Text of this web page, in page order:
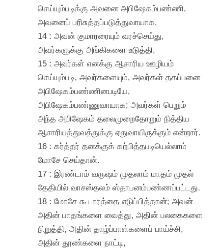
செய்யும்படிக்கு அவனை அபிஷேகம்பண்ணி,
அவனைப் பரிசுத்தப்படுத்துவாயாக.
14 : அவன் குமாரரையும் வரச்செய்து,
அவர்களுக்கு அங்கிகளை உடுத்தி,
15 : அவர்கள் எனக்கு ஆசாரிய ஊழியம்
செய்யும்படி, அவர்களையும், அவர்கள் தகப்பனை
அபிஷேகம்பண்ணினபடியே,
அபிஷேகம்பண்ணுவாயாக; அவர்கள் பெறும்
அந்த அபிஷேகம் தலைமுறைதோறும் நித்திய
ஆசாரியத்துவத்துக்கு ஏதுவாயிருக்கும் என்றார்.
16 : கர்த்தர் தனக்குக் கற்பித்தபடியெல்லாம்
மோசே செய்தான்.
17 : இரண்டாம் வருஷம் முதலாம் மாதம் முதல்
தேதியில் வாசஸ்தலம் ஸ்தாபனம்பண்ணப்பட்டது.
18 : மோசே கூடாரத்தை எடுப்பித்தான்; அவன்
அதின் பாதங்களை வைத்து, அதின் பலகைகளை
நிறுத்தி, அதின் தாழ்ப்பாள்களைப் பாய்ச்சி,
அதின் தூண்களை நாட்டி,